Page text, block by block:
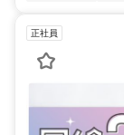
正社員